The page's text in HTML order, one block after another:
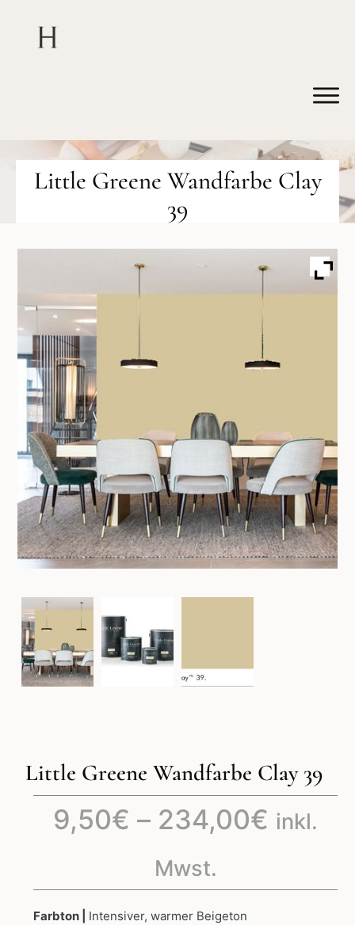
Little Greene Wandfarbe Clay
39
Little Greene Wandfarbe Clay 39
9,50€ – 234,00€ inkl.
Mwst.
Farbton | Intensiver, warmer Beigeton